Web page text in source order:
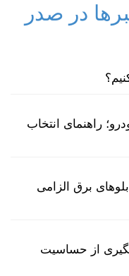
در صدر
راهنمای انتخاب
برق الزامی
از حساسیت